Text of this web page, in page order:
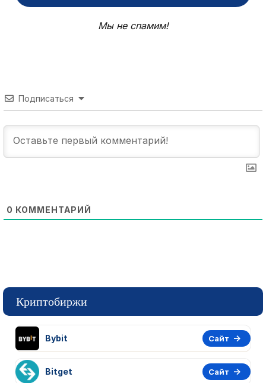
Мы не спамим!
Подписаться
0 КОММЕНТАРИЙ
Криптобиржи
Bybit Сайт
Bitget Сайт